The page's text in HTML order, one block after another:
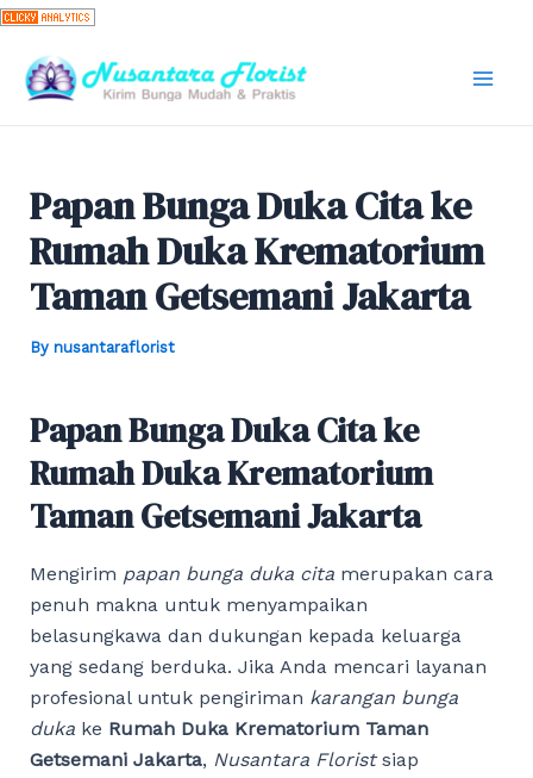
Skip
content
Papan Bunga Duka Cita ke
Rumah Duka Krematorium
Taman Getsemani Jakarta
By nusantaraflorist
Papan Bunga Duka Cita ke
Rumah Duka Krematorium
Taman Getsemani Jakarta
Mengirim papan bunga duka citamerupakan cara
penuh makna untuk menyampaikan
belasungkawa dan dukungan kepada keluarga
yang sedang berduka. Jika Anda mencari layanan
profesional untuk pengiriman karangan bunga
dukake Rumah Duka Krematorium Taman
Getsemani Jakarta, Nusantara Floristsiap